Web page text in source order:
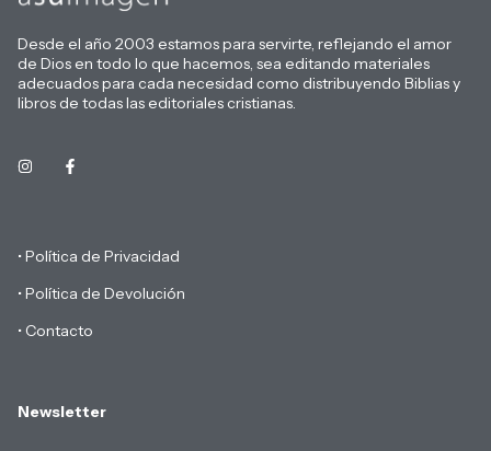
Desde el año 2003 estamos para servirte, reflejando el amor
de Dios en todo lo que hacemos, sea editando materiales
adecuados para cada necesidad como distribuyendo Biblias y
libros de todas las editoriales cristianas.
• Política de Privacidad
• Política de Devolución
• Contacto
Newsletter